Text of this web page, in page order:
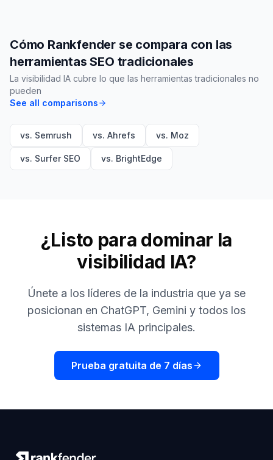
Cómo Rankfender se compara con las
herramientas SEO tradicionales
La visibilidad IA cubre lo que las herramientas tradicionales no
pueden
See all comparisons
vs. Semrush vs. Ahrefs vs. Moz
vs. Surfer SEO vs. BrightEdge
¿Listo para dominar la
visibilidad IA?
Únete a los líderes de la industria que ya se
posicionan en ChatGPT, Gemini y todos los
sistemas IA principales.
Prueba gratuita de 7 días